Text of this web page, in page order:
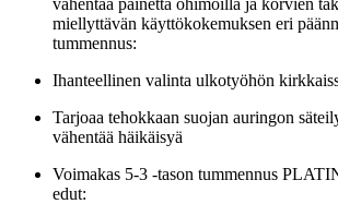
vähentää painetta ohimoilla ja korvien
miellyttävän käyttökokemuksen eri
tummennus:
Ihanteellinen valinta ulkotyöhön
Tarjoaa tehokkaan suojan auringon
vähentää häikäisyä
Voimakas 5-3 -tason tummennus
edut: